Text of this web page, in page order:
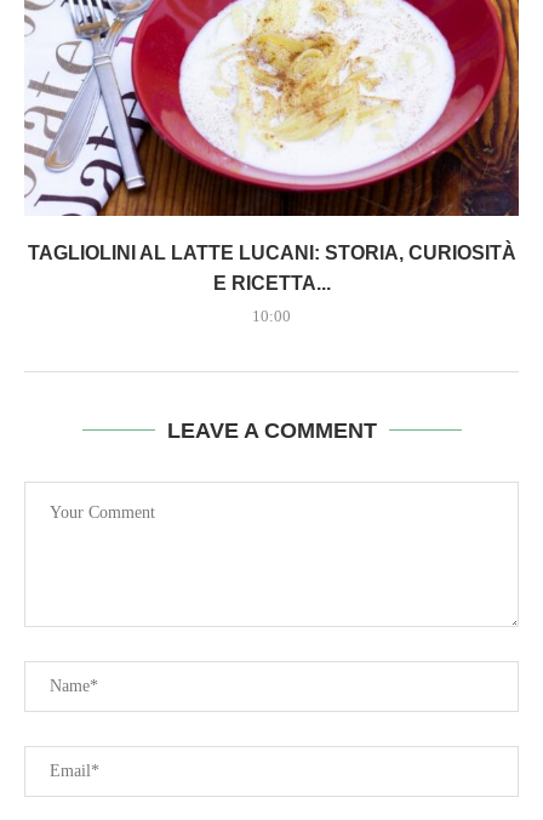
TAGLIOLINI AL LATTE LUCANI: STORIA, CURIOSITÀ
E RICETTA...
10:00
LEAVE A COMMENT